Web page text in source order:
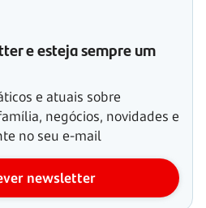
e esteja sempre um
e atuais sobre
negócios, novidades e
no seu e-mail
newsletter